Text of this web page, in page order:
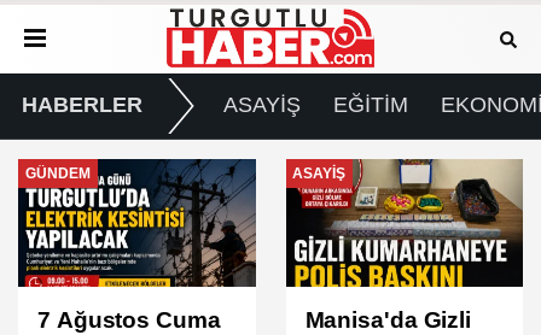
HABERLER ASAYİŞ EĞİTİM
ASAYİŞ
Manisa'da Gizli
SPOR
Turgutlu